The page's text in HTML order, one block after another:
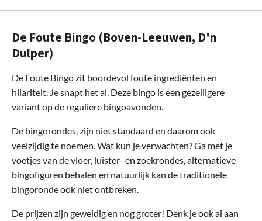
De Foute Bingo (Boven-Leeuwen, D'n
Dulper)
De Foute Bingo zit boordevol foute ingrediënten en
hilariteit. Je snapt het al. Deze bingo is een gezelligere
variant op de reguliere bingoavonden.
De bingorondes, zijn niet standaard en daarom ook
veelzijdig te noemen. Wat kun je verwachten? Ga met je
voetjes van de vloer, luister- en zoekrondes, alternatieve
bingofiguren behalen en natuurlijk kan de traditionele
bingoronde ook niet ontbreken.
De prijzen zijn geweldig en nog groter! Denk je ook al aan